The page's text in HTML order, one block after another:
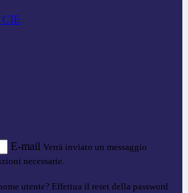
CIE
E-mail Verrà inviato un messaggio
necessarie.
utente? Effettua il reset della password